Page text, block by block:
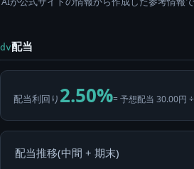
dv配当
配当利回り 2.50%= 予想配当 30.00円
配当推移(中間 + 期末)